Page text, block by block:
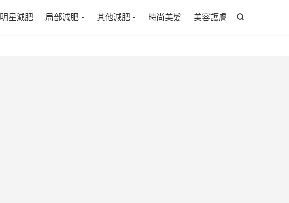

明星減肥 局部減肥 其他減肥 時尚美髪 美容護膚